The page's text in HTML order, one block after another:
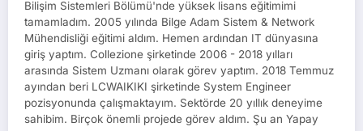
Bilişim Sistemleri Bölümü'nde yüksek lisans eğitimimi
tamamladım. 2005 yılında Bilge Adam Sistem & Network
Mühendisliği eğitimi aldım. Hemen ardından IT dünyasına
giriş yaptım. Collezione şirketinde 2006 - 2018 yılları
arasında Sistem Uzmanı olarak görev yaptım. 2018 Temmuz
ayından beri LCWAIKIKI şirketinde System Engineer
pozisyonunda çalışmaktayım. Sektörde 20 yıllık deneyime
sahibim. Birçok önemli projede görev aldım. Şu an Yapay